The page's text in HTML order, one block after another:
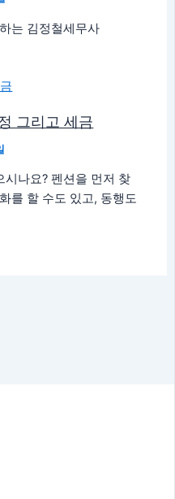
는 김정철세무사
그리고 세금
시나요? 펜션을 먼저 찾
를 할 수도 있고, 동행도